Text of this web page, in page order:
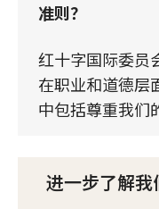
准则？
红十字国际委员
在职业和道德层
中包括尊重我们
进一步了解